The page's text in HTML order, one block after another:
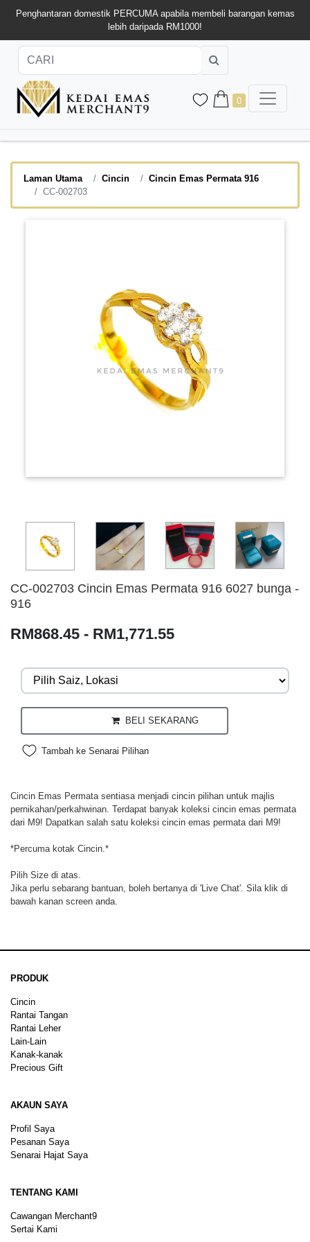
Penghantaran domestik PERCUMA apabila membeli barangan kemas
lebih daripada RM1000!
0
Laman Utama Cincin
Cincin Emas Permata 916
CC-002703
CC-002703 Cincin Emas Permata 916 6027 bunga -
916
RM868.45 - RM1,771.55
BELI SEKARANG
Tambah ke Senarai Pilihan
Cincin Emas Permata sentiasa menjadi cincin pilihan untuk majlis
pernikahan/perkahwinan. Terdapat banyak koleksi cincin emas permata
dari M9! Dapatkan salah satu koleksi cincin emas permata dari M9!
*Percuma kotak Cincin.*
Pilih Size di atas.
Jika perlu sebarang bantuan, boleh bertanya di 'Live Chat'. Sila klik di
bawah kanan screen anda.
PRODUK
Cincin
Rantai Tangan
Rantai Leher
Lain-Lain
Kanak-kanak
Precious Gift
AKAUN SAYA
Profil Saya
Pesanan Saya
Senarai Hajat Saya
TENTANG KAMI
Cawangan Merchant9
Sertai Kami